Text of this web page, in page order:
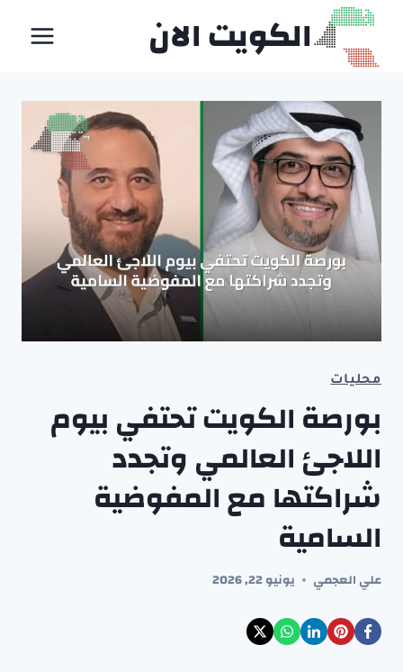
التجاوز
المحتوى
الكويت الان
محليات
بورصة الكويت تحتفي بيوم
اللاجئ العالمي وتجدد
شراكتها مع المفوضية
السامية
علي العجمي يونيو 22, 2026